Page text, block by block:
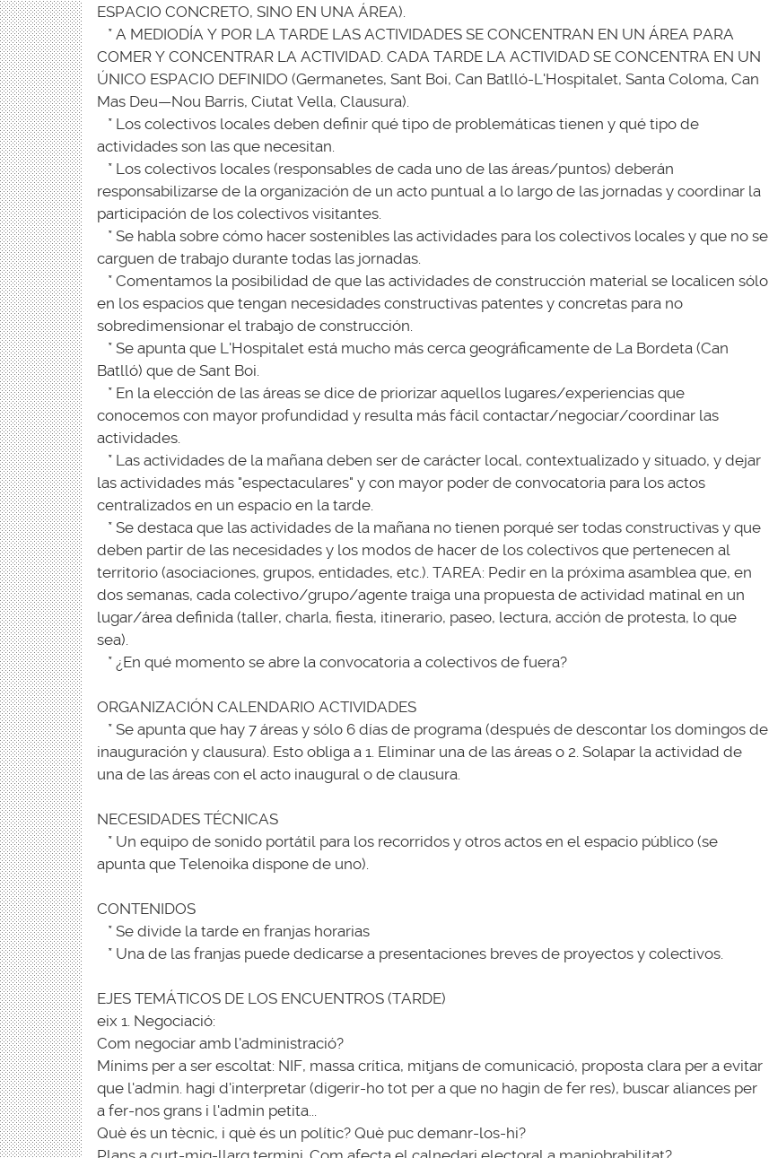
ESPACIO CONCRETO, SINO EN UNA ÁREA).
* A MEDIODÍA Y POR LA TARDE LAS ACTIVIDADES SE CONCENTRAN EN UN ÁREA PARA
COMER Y CONCENTRAR LA ACTIVIDAD. CADA TARDE LA ACTIVIDAD SE CONCENTRA EN UN
ÚNICO ESPACIO DEFINIDO (Germanetes, Sant Boi, Can Batlló-L'Hospitalet, Santa Coloma, Can
Mas Deu—Nou Barris, Ciutat Vella, Clausura).
* Los colectivos locales deben definir qué tipo de problemáticas tienen y qué tipo de
actividades son las que necesitan.
* Los colectivos locales (responsables de cada uno de las áreas/puntos) deberán
responsabilizarse de la organización de un acto puntual a lo largo de las jornadas y coordinar la
participación de los colectivos visitantes.
* Se habla sobre cómo hacer sostenibles las actividades para los colectivos locales y que no se
carguen de trabajo durante todas las jornadas.
* Comentamos la posibilidad de que las actividades de construcción material se localicen sólo
en los espacios que tengan necesidades constructivas patentes y concretas para no
sobredimensionar el trabajo de construcción.
* Se apunta que L'Hospitalet está mucho más cerca geográficamente de La Bordeta (Can
Batlló) que de Sant Boi.
* En la elección de las áreas se dice de priorizar aquellos lugares/experiencias que
conocemos con mayor profundidad y resulta más fácil contactar/negociar/coordinar las
actividades.
* Las actividades de la mañana deben ser de carácter local, contextualizado y situado, y dejar
las actividades más "espectaculares" y con mayor poder de convocatoria para los actos
centralizados en un espacio en la tarde.
* Se destaca que las actividades de la mañana no tienen porqué ser todas constructivas y que
deben partir de las necesidades y los modos de hacer de los colectivos que pertenecen al
territorio (asociaciones, grupos, entidades, etc.). TAREA: Pedir en la próxima asamblea que, en
dos semanas, cada colectivo/grupo/agente traiga una propuesta de actividad matinal en un
lugar/área definida (taller, charla, fiesta, itinerario, paseo, lectura, acción de protesta, lo que
sea).
* ¿En qué momento se abre la convocatoria a colectivos de fuera?
ORGANIZACIÓN CALENDARIO ACTIVIDADES
* Se apunta que hay 7 áreas y sólo 6 días de programa (después de descontar los domingos de
inauguración y clausura). Esto obliga a 1. Eliminar una de las áreas o 2. Solapar la actividad de
una de las áreas con el acto inaugural o de clausura.
NECESIDADES TÉCNICAS
* Un equipo de sonido portátil para los recorridos y otros actos en el espacio público (se
apunta que Telenoika dispone de uno).
CONTENIDOS
* Se divide la tarde en franjas horarias
* Una de las franjas puede dedicarse a presentaciones breves de proyectos y colectivos.
EJES TEMÁTICOS DE LOS ENCUENTROS (TARDE)
eix 1. Negociació:
Com negociar amb l'administració?
Mínims per a ser escoltat: NIF, massa crítica, mitjans de comunicació, proposta clara per a evitar
que l'admin. hagi d'interpretar (digerir-ho tot per a que no hagin de fer res), buscar aliances per
a fer-nos grans i l'admin petita...
Què és un tècnic, i què és un polític? Què puc demanr-los-hi?